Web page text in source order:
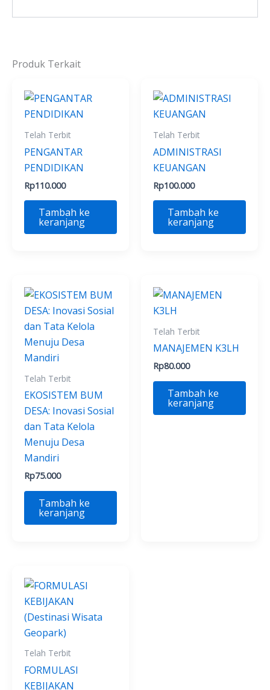
Produk Terkait
Telah Terbit
PENGANTAR
PENDIDIKAN
Rp110.000
Tambah ke
keranjang
Telah Terbit
ADMINISTRASI
KEUANGAN
Rp100.000
Tambah ke
keranjang
Telah Terbit
EKOSISTEM BUM
DESA: Inovasi Sosial
dan Tata Kelola
Menuju Desa
Mandiri
Rp75.000
Tambah ke
keranjang
Telah Terbit
MANAJEMEN K3LH
Rp80.000
Tambah ke
keranjang
Telah Terbit
FORMULASI
KEBIJAKAN